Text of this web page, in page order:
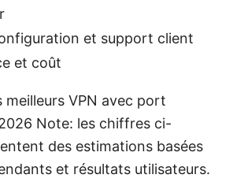
et support client
et coût
meilleurs VPN avec port
Note: les chiffres ci-
des estimations basées
et résultats utilisateurs.